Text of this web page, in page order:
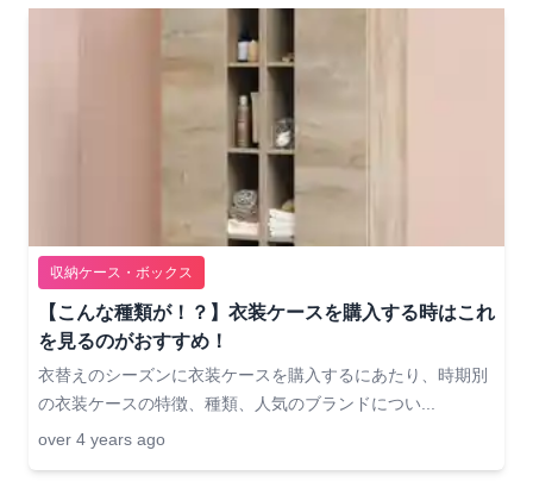
収納ケース・ボックス
【こんな種類が！？】衣装ケースを購入する時はこれ
を見るのがおすすめ！
衣替えのシーズンに衣装ケースを購入するにあたり、時期別
の衣装ケースの特徴、種類、人気のブランドについ...
over 4 years ago